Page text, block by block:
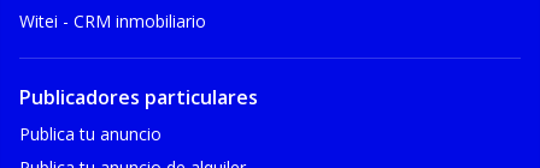
Witei - CRM inmobiliario
Publicadores particulares
Publica tu anuncio